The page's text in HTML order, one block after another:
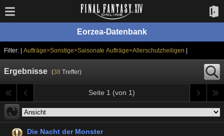
Eorzea-Datenbank
Filter: | Aufträge>Sonstige>Saisonale Aufträge>Allerschutzheiligen
Ergebnisse (38 Treffer)
Seite 1 (von 1)
Die Nacht der Monster